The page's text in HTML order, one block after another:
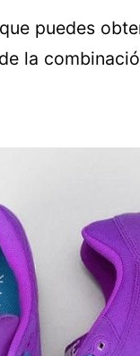
puedes
la